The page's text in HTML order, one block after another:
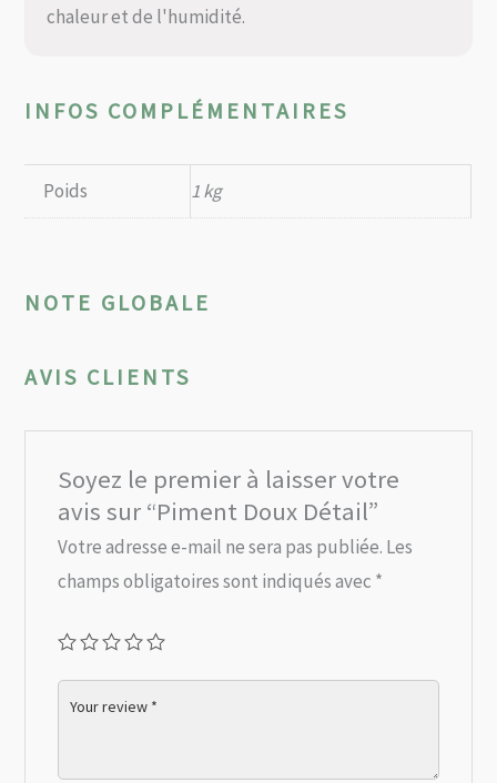
chaleur et de l'humidité.
INFOS COMPLÉMENTAIRES
Poids 1 kg
NOTE GLOBALE
AVIS CLIENTS
Soyez le premier à laisser votre
avis sur “Piment Doux Détail”
Votre adresse e-mail ne sera pas publiée. Les
champs obligatoires sont indiqués avec *